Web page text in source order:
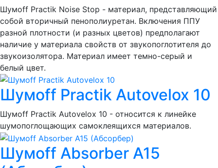
Шумоff Practik Noise Stop - материал, представляющий
собой вторичный пенополиуретан. Включения ППУ
разной плотности (и разных цветов) предполагают
наличие у материала свойств от звукопоглотителя до
звукоизолятора. Материал имеет темно-серый и
белый цвет.
Шумoff Practik Autovelox 10
Шумоff Practik Autovelox 10 - относится к линейке
шумопоглощающих самоклеящихся материалов.
Шумoff Absorber А15